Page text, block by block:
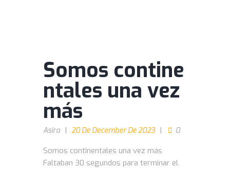
Somos contine
ntales una vez
más
Asira 20 De December De 2023 0
Somos continentales una vez más
Faltaban 30 segundos para terminar el